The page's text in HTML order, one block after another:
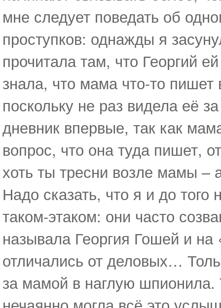
мне следует поведать об
проступков: однажды я
прочитала там, что Георгий
знала, что мама что-то
поскольку не раз видела её
дневник впервые, так как
вопрос, что она туда пишет,
хоть ты тресни возле мамы –
Надо сказать, что я и до
таком-этаком: они часто
называла Георгия Гошей и
отличались от деловых…
за мамой в наглую шпионила.